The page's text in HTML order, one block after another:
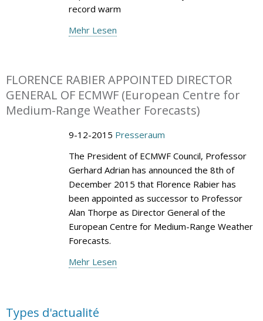
record warm
Mehr Lesen
FLORENCE RABIER APPOINTED DIRECTOR
GENERAL OF ECMWF (European Centre for
Medium-Range Weather Forecasts)
9-12-2015 Presseraum
The President of ECMWF Council, Professor
Gerhard Adrian has announced the 8th of
December 2015 that Florence Rabier has
been appointed as successor to Professor
Alan Thorpe as Director General of the
European Centre for Medium-Range Weather
Forecasts.
Mehr Lesen
Types d'actualité